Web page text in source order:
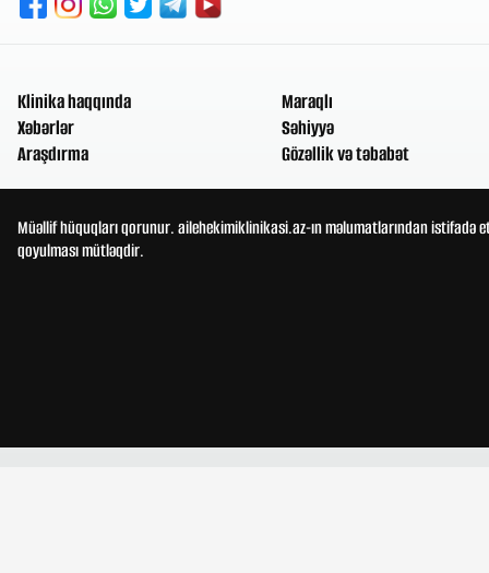
Klinika haqqında
Xəbərlər
Araşdırma
Maraqlı
Səhiyyə
Gözəllik və təbabət
Müəllif hüquqları qorunur. ailehekimiklinikasi.az-ın məlumatlarından
qoyulması mütləqdir.